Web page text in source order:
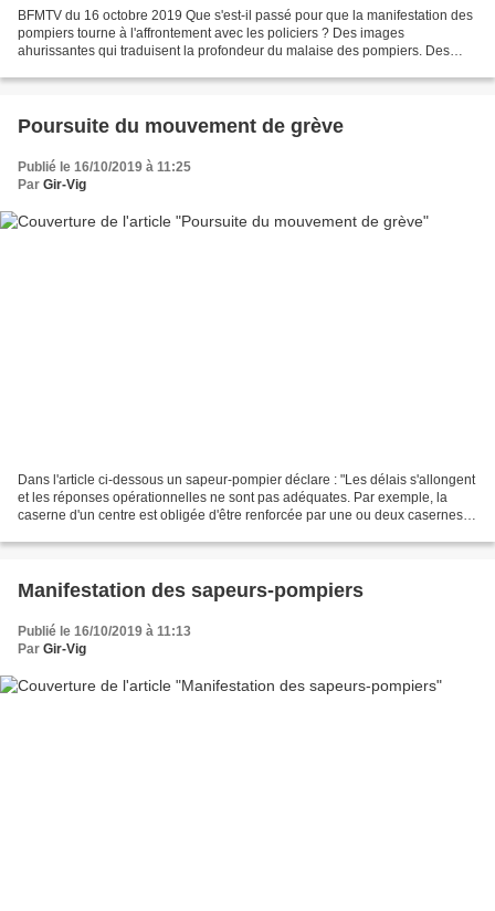
BFMTV du 16 octobre 2019 Que s'est-il passé pour que la manifestation des
pompiers tourne à l'affrontement avec les policiers ? Des images
ahurissantes qui traduisent la profondeur du malaise des pompiers. Des
Poursuite du mouvement de grève
Publié le 16/10/2019 à 11:25
Par Gir-Vig
Dans l'article ci-dessous un sapeur-pompier déclare : "Les délais s'allongent
et les réponses opérationnelles ne sont pas adéquates. Par exemple, la
caserne d'un centre est obligée d'être renforcée par une ou deux casernes
Manifestation des sapeurs-pompiers
Publié le 16/10/2019 à 11:13
Par Gir-Vig